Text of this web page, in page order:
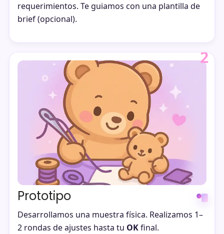
requerimientos. Te guiamos con una plantilla de
brief (opcional).
2
Prototipo
Desarrollamos una muestra física. Realizamos 1–
2 rondas de ajustes hasta tu OKfinal.